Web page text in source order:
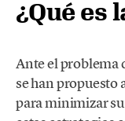
¿Qué es
Ante el problema
se han propuesto
para minimizar